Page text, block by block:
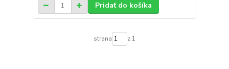
Pridať do košíka
strana z 1